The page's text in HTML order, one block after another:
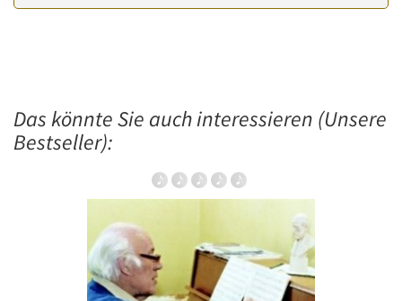
Das könnte Sie auch interessieren (Unsere
Bestseller):